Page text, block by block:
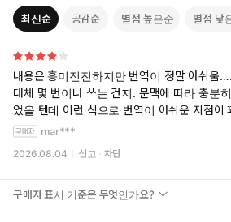
최신순 공감순 별점 높은순 별점 낮
내용은 흥미진진하지만 번역이 정말 아쉬움….
대체 몇 번이나 쓰는 건지. 문맥에 따라 충분
었을 텐데 이런 식으로 번역이 아쉬운 지점이
mar***
2026.08.04 신고 차단
구매자 표시 기준은 무엇인가요?